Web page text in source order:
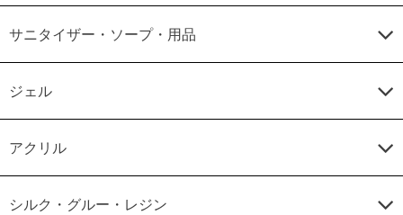
サニタイザー・ソープ・用品
ジェル
アクリル
シルク・グルー・レジン